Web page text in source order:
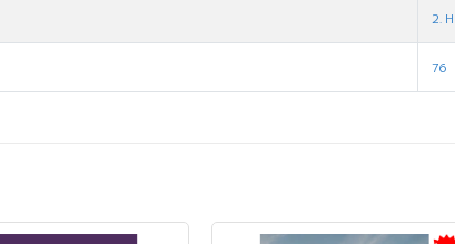
2.
76